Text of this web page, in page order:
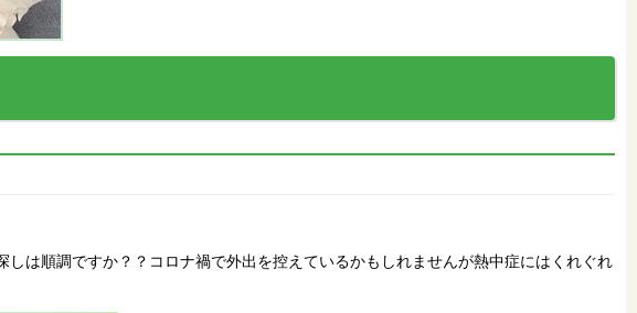
は順調ですか？？コロナ禍で外出を控えているかもしれませんが熱中症にはくれぐれ